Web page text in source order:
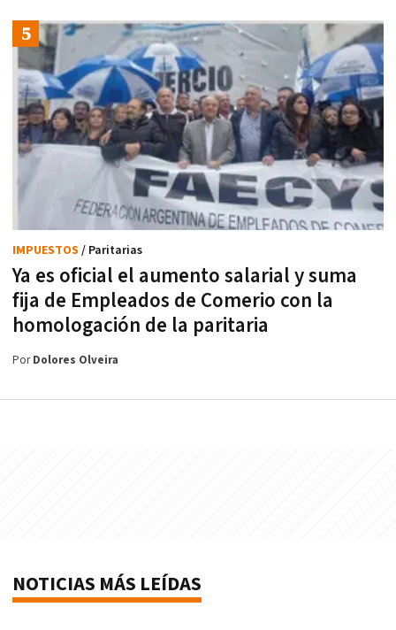
Ya es oficial el aumento salarial y suma
fija de Empleados de Comerio con la
homologación de la paritaria
IMPUESTOS / Paritarias
PorDolores Olveira
NOTICIAS MÁS LEÍDAS